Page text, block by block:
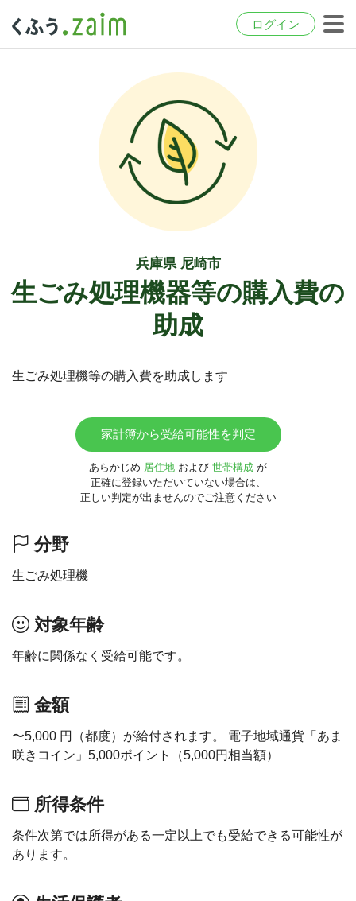
ログイン
兵庫県 尼崎市
生ごみ処理機器等の購入費の
助成
生ごみ処理機等の購入費を助成します
家計簿から受給可能性を判定
あらかじめ 居住地 および 世帯構成 が
正確に登録いただいていない場合は、
正しい判定が出ませんのでご注意ください
分野
生ごみ処理機
対象年齢
年齢に関係なく受給可能です。
金額
〜5,000 円（都度）が給付されます。 電子地域通貨「あま
咲きコイン」5,000ポイント（5,000円相当額）
所得条件
条件次第では所得がある一定以上でも受給できる可能性が
あります。